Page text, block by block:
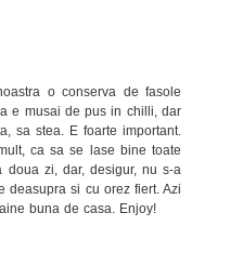
o conserva de fasole
e musai de pus in chilli, dar
sa stea. E foarte important.
ca sa se lase bine toate
zi, dar, desigur, nu s-a
deasupra si cu orez fiert. Azi
buna de casa. Enjoy!